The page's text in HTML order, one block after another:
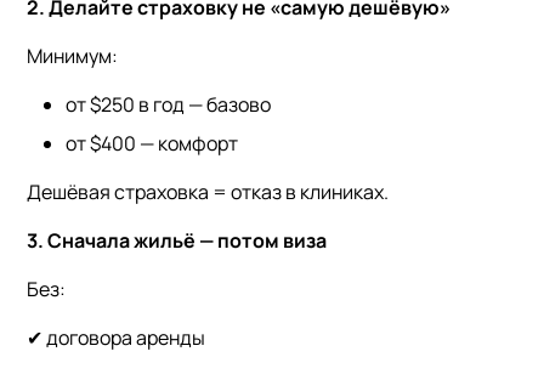
2. Делайте страховку не «самую дешёвую»
Минимум:
от $250 в год — базово
от $400 — комфорт
Дешёвая страховка = отказ в клиниках.
3. Сначала жильё — потом виза
Без:
✔ договора аренды